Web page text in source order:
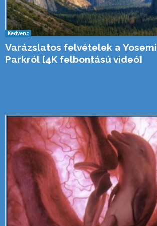
Kedvenc
Varázslatos felvételek a
Parkról [4K felbontású videó]